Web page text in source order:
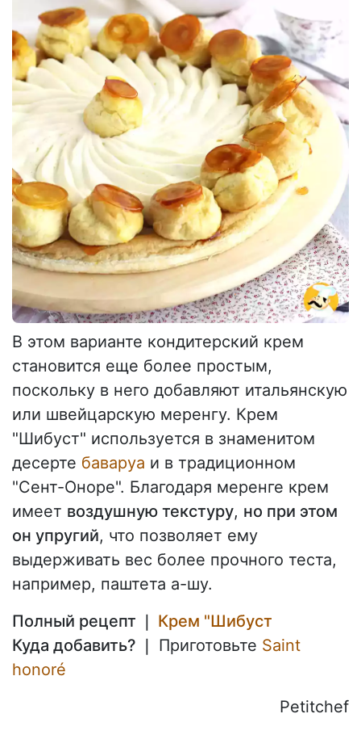
В этом варианте кондитерский крем
становится еще более простым,
поскольку в него добавляют итальянскую
или швейцарскую меренгу. Крем
"Шибуст" используется в знаменитом
десерте баваруа и в традиционном
"Сент-Оноре". Благодаря меренге крем
имеет воздушную текстуру, но при этом
он упругий, что позволяет ему
выдерживать вес более прочного теста,
например, паштета а-шу.
Полный рецепт ❘ Крем "Шибуст
Куда добавить? ❘ Приготовьте Saint
honoré
Petitchef